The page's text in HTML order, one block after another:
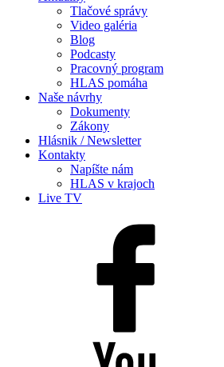
Tlačové správy
Video galéria
Blog
Podcasty
Pracovný program
HLAS pomáha
Naše návrhy
Dokumenty
Zákony
Hlásnik / Newsletter
Kontakty
Napíšte nám
HLAS v krajoch
Live TV